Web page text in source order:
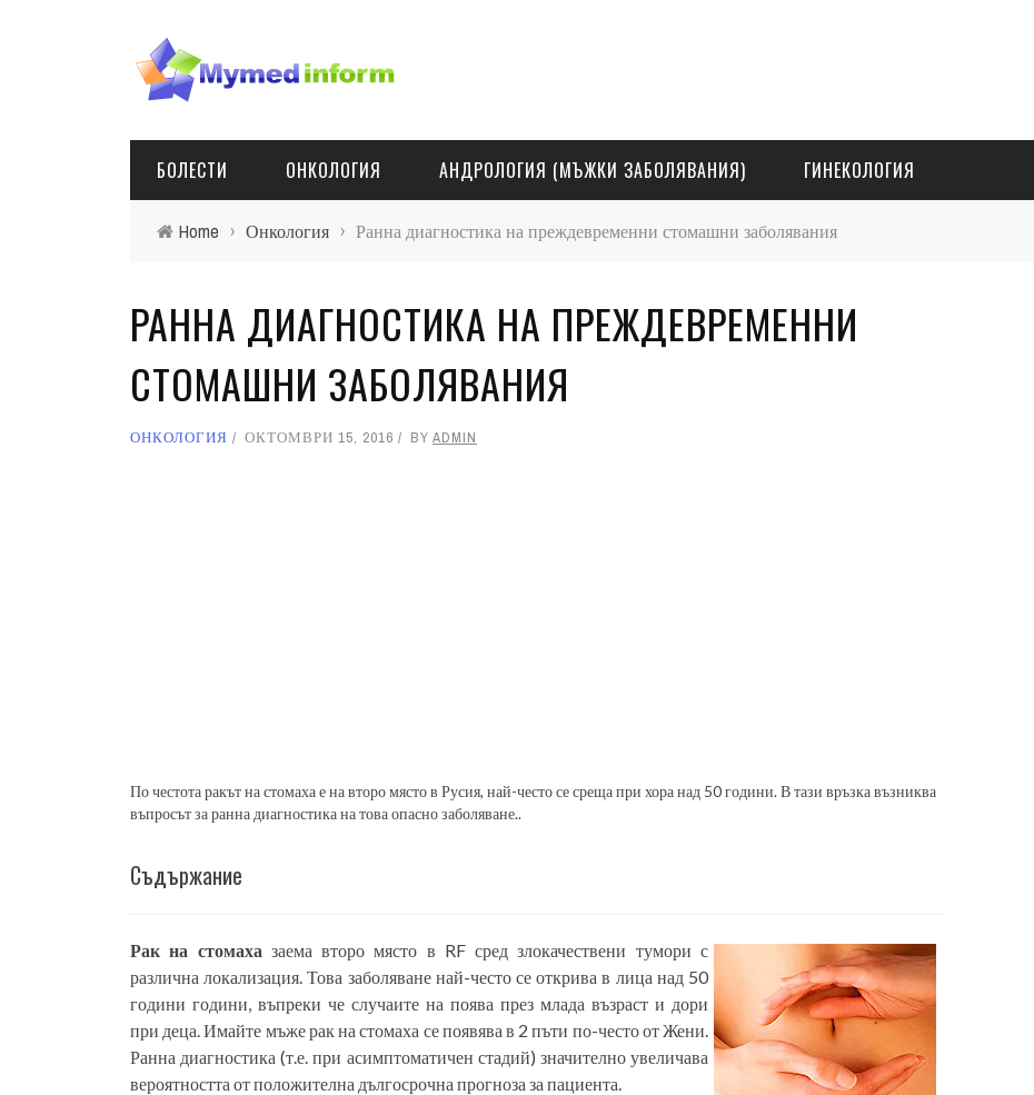
БОЛЕСТИ ОНКОЛОГИЯ АНДРОЛОГИЯ (МЪЖКИ ЗАБОЛЯВАНИЯ) ГИНЕКОЛОГИЯ
Home › Онкология › Ранна диагностика на преждевременни стомашни заболявания
РАННА ДИАГНОСТИКА НА ПРЕЖДЕВРЕМЕННИ
СТОМАШНИ ЗАБОЛЯВАНИЯ
ОНКОЛОГИЯ ОКТОМВРИ 15, 2016 BY ADMIN
По честота ракът на стомаха е на второ място в Русия, най-често се среща при хора над 50 години. В тази връзка възниква
въпросът за ранна диагностика на това опасно заболяване..
Съдържание
Рак на стомаха заема второ място в RF сред злокачествени тумори с
различна локализация. Това заболяване най-често се открива в лица над 50
години години, въпреки че случаите на поява през млада възраст и дори
при деца. Имайте мъже рак на стомаха се появява в 2 пъти по-често от Жени.
Ранна диагностика (т.е. при асимптоматичен стадий) значително увеличава
вероятността от положителна дългосрочна прогноза за пациента.